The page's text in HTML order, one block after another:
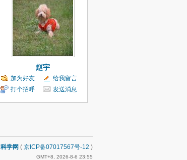
赵宇
加为好友
给我留言
打个招呼
发送消息
科学网 ( 京ICP备07017567号-12 )
GMT+8, 2026-8-6 23:55